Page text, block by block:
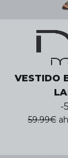
VESTIDO
-
59.99€